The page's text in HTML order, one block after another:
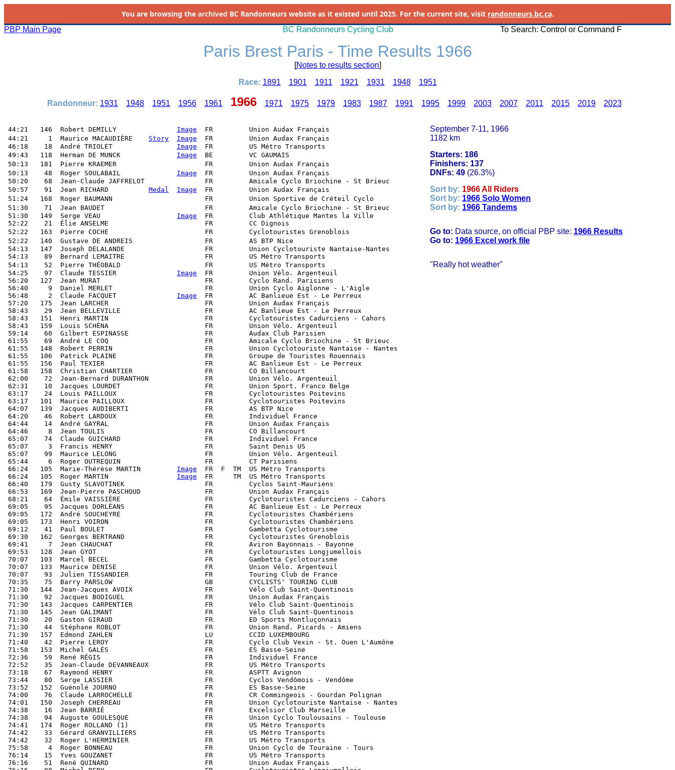
You are browsing the archived BC Randonneurs website as it existed until 2025. For the current site, visit randonneurs.bc.ca.
PBP Main Page BC Randonneurs Cycling Club To Search: Control or Command F
Paris Brest Paris - Time Results 1966
[Notes to results section]
Race: 1891 1901 1911 1921 1931 1948 1951
Randonneur: 1931 1948 1951 1956 1961 1966 1971 1975 1979 1983 1987 1991 1995 1999 2003 2007 2011 2015 2019 2023
44:21   146  Robert DEMILLY Image
  FR         Union Audax Français
September 7-11, 1966
44:21     1  Maurice MACAUDIÈRE Story Image
  FR         Union Audax Français
1182 km
46:18    18  André TRIOLET Image
  FR         US Métro Transports
49:43   118  Herman DE MUNCK Image
  BE         VC GAUMAIS
Starters: 186
50:13   181  Pierre KRAEMER                      FR         Union Audax Français Finishers: 137
50:13    48  Roger SOULABAIL Image
  FR         Union Audax Français
DNFs: 49 (26.3%)
50:20    68  Jean-Claude JAFFRELOT               FR         Amicale Cyclo Briochine - St Brieuc
50:57    91  Jean RICHARD Medal Image
  FR         Union Audax Français
Sort by: 1966 All Riders
51:24   168  Roger BAUMANN                       FR         Union Sportive de Créteil Cyclo Sort by: 1966 Solo Women
51:30    71  Jean BAUDET                         FR         Amicale Cyclo Briochine - St Brieuc Sort by: 1966 Tandems
51:30   149  Serge VEAU Image
  FR         Club Athlétique Mantes la Ville
52:22    21  Élie ANSELME                        FR         CC Dignois
52:22   163  Pierre COCHE                        FR         Cyclotouristes Grenoblois Go to: Data source, on official PBP site: 1966 Results
52:22   140  Gustave DE ANDREIS                  FR         AS BTP Nice Go to: 1966 Excel work file
54:13   147  Joseph DELALANDE                    FR         Union Cyclotouriste Nantaise-Nantes
54:13    89  Bernard LEMAITRE                    FR         US Métro Transports
54:13    52  Pierre THÉOBALD                     FR         US Métro Transports "Really hot weather"
54:25    97  Claude TESSIER Image
  FR         Union Vélo. Argenteuil
56:20   127  Jean MURAT                          FR         Cyclo Rand. Parisiens
56:40     9  Daniel MERLET                       FR         Union Cyclo Aiglonne - L'Aigle
56:48     2  Claude FACQUET Image
  FR         AC Banlieue Est - Le Perreux
57:20   175  Jean LARCHER                        FR         Union Audax Français
58:43    29  Jean BELLEVILLE                     FR         AC Banlieue Est - Le Perreux
58:43   151  Henri MARTIN                        FR         Cyclotouristes Cadurciens - Cahors
58:43   159  Louis SCHÉNA                        FR         Union Vélo. Argenteuil
59:14    60  Gilbert ESPINASSE                   FR         Audax Club Parisien
61:55    69  André LE COQ                        FR         Amicale Cyclo Briochine - St Brieuc
61:55   148  Robert PERRIN                       FR         Union Cyclotouriste Nantaise - Nantes
61:55   106  Patrick PLAINE                      FR         Groupe de Touristes Rouennais
61:55   156  Paul TEXIER                         FR         AC Banlieue Est - Le Perreux
61:58   158  Christian CHARTIER                  FR         CO Billancourt
62:00    72  Jean-Bernard DURANTHON              FR         Union Vélo. Argenteuil
62:31    10  Jacques LOURDET                     FR         Union Sport. Franco Belge
63:17    24  Louis PAILLOUX                      FR         Cyclotouristes Poitevins
63:17   101  Maurice PAILLOUX                    FR         Cyclotouristes Poitevins
64:07   139  Jacques AUDIBERTI                   FR         AS BTP Nice
64:20    46  Robert LARDOUX                      FR         Individuel France
64:44    14  André GAYRAL                        FR         Union Audax Français
64:46     8  Jean TOULIS                         FR         CO Billancourt
65:07    74  Claude GUICHARD                     FR         Individuel France
65:07     3  Francis HENRY                       FR         Saint Denis US
65:07    99  Maurice LELONG                      FR         Union Vélo. Argenteuil
65:44     6  Roger OUTREQUIN                     FR         CT Parisiens
66:24   105  Marie-Thérèse MARTIN Image
  FR  F  TM  US Métro Transports
66:24   105  Roger MARTIN Image
  FR     TM  US Métro Transports
66:40   179  Gusty SLAVOTINEK                    FR         Cyclos Saint-Mauriens
66:53   169  Jean-Pierre PASCHOUD                FR         Union Audax Français
68:21    64  Émile VAISSIÈRE                     FR         Cyclotouristes Cadurciens - Cahors
69:05    95  Jacques DORLÉANS                    FR         AC Banlieue Est - Le Perreux
69:05   172  André SOUCHEYRE                     FR         Cyclotouristes Chambériens
69:05   173  Henri VOIRON                        FR         Cyclotouristes Chambériens
69:12    41  Paul BOULET                         FR         Gambetta Cyclotourisme
69:30   162  Georges BERTRAND                    FR         Cyclotouristes Grenoblois
69:41     7  Jean CHAUCHAT                       FR         Aviron Bayonnais - Bayonne
69:53   128  Jean GYOT                           FR         Cyclotouristes Longjumellois
70:07   103  Marcel BECEL                        FR         Gambetta Cyclotourisme
70:07   133  Maurice DENISE                      FR         Union Vélo. Argenteuil
70:07    93  Julien TISSANDIER                   FR         Touring Club de France
70:35    75  Barry PARSLOW                       GB         CYCLISTS' TOURING CLUB
71:30   144  Jean-Jacques AVOIX                  FR         Vélo Club Saint-Quentinois
71:30    92  Jacques BODIGUEL                    FR         Union Audax Français
71:30   143  Jacques CARPENTIER                  FR         Vélo Club Saint-Quentinois
71:30   145  Jean GALIMANT                       FR         Vélo Club Saint-Quentinois
71:30    20  Gaston GIRAUD                       FR         ED Sports Montluçonnais
71:30    44  Stéphane ROBLOT                     FR         Union Rand. Picards - Amiens
71:30   157  Edmond ZAHLEN                       LU         CCID LUXEMBOURG
71:40    42  Pierre LEROY                        FR         Cyclo Club Vexin - St. Ouen L'Aumône
71:58   153  Michel GALÈS                        FR         ES Basse-Seine
72:36    59  René RÉGIS                          FR         Individuel France
72:52    35  Jean-Claude DEVANNEAUX              FR         US Métro Transports
73:18    67  Raymond HENRY                       FR         ASPTT Avignon
73:44    80  Serge LASSIER                       FR         Cyclos Vendômois - Vendôme
73:52   152  Guénolé JOURNO                      FR         ES Basse-Seine
74:00    76  Claude LARROCHELLE                  FR         CR Commingeois - Gourdan Polignan
74:01   150  Joseph CHERREAU                     FR         Union Cyclotouriste Nantaise - Nantes
74:38    16  Jean BARRIÉ                         FR         Excelsior Club Marseille
74:38    94  Auguste GOULESQUE                   FR         Union Cyclo Toulousains - Toulouse
74:41   174  Roger ROLLAND (1)                   FR         US Métro Transports
74:42    33  Gérard GRANVILLIERS                 FR         US Métro Transports
74:42    32  Roger L'HERMINIER                   FR         US Métro Transports
75:58     4  Roger BONNEAU                       FR         Union Cyclo de Touraine - Tours
76:14    15  Yves GOUZANET                       FR         US Métro Transports
76:16    51  René QUINARD                        FR         Union Audax Français